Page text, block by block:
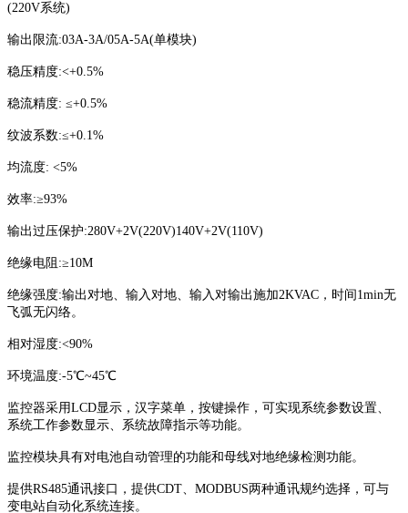
(220V系统)
输出限流:03A-3A/05A-5A(单模块)
稳压精度:<+0.5%
稳流精度: ≤+0.5%
纹波系数:≤+0.1%
均流度: <5%
效率:≥93%
输出过压保护:280V+2V(220V)140V+2V(110V)
绝缘电阻:≥10M
绝缘强度:输出对地、输入对地、输入对输出施加2KVAC，时间1min无
飞弧无闪络。
相对湿度:<90%
环境温度:-5℃~45℃
监控器采用LCD显示，汉字菜单，按键操作，可实现系统参数设置、
系统工作参数显示、系统故障指示等功能。
监控模块具有对电池自动管理的功能和母线对地绝缘检测功能。
提供RS485通讯接口，提供CDT、MODBUS两种通讯规约选择，可与
变电站自动化系统连接。